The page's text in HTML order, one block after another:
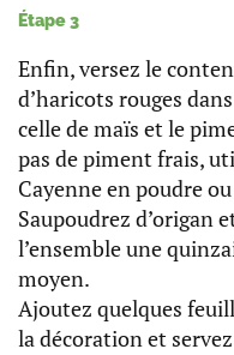
Étape 3
Enfin, versez le
d’haricots rouges
celle de maïs et le
pas de piment frais,
Cayenne en poudre
Saupoudrez d’origan
l’ensemble une
moyen.
Ajoutez quelques
la décoration et